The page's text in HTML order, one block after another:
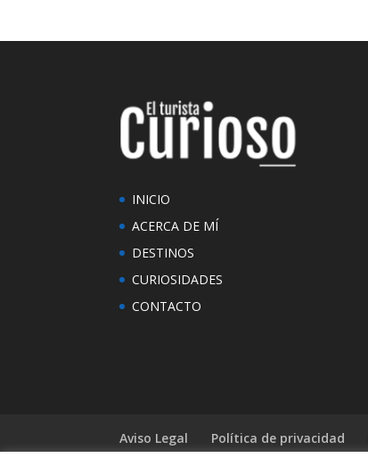
INICIO
ACERCA DE MÍ
DESTINOS
CURIOSIDADES
CONTACTO
Aviso Legal Política de privacidad